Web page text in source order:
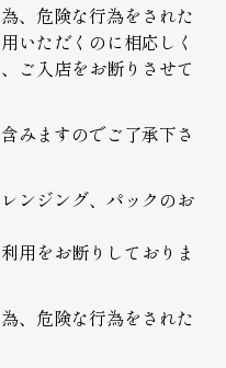
、危険な行為をされた
いただくのに相応しく
ご入店をお断りさせて
みますのでご了承下さ
ンジング、パックのお
用をお断りしておりま
、危険な行為をされた